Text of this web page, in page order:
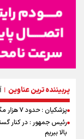
پربیننده ترین عناوین |
پزشکیان : حدود ۷ هزار مگاوات نیروگاه پنل خورشیدی وارد مدار شده است
رئیس جمهور : در کنار
بالا ببریم